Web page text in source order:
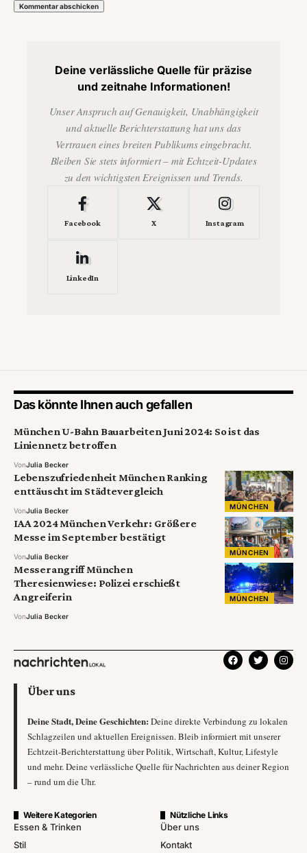
Deine verlässliche Quelle für präzise
und zeitnahe Informationen!
Unser Anspruch auf Genauigkeit, Unabhängigkeit
und aktuelle Berichterstattung hat uns das
Vertrauen eines breiten Publikums eingebracht.
Bleiben Sie stets informiert – mit Echtzeit-Updates
zu den wichtigsten Ereignissen und Trends.
Facebook X Instagram
LinkedIn
Das könnte Ihnen auch gefallen
München U-Bahn Bauarbeiten Juni 2024: So ist das
Liniennetz betroffen
VonJulia Becker
MÜNCHEN
Lebenszufriedenheit München Ranking
enttäuscht im Städtevergleich
VonJulia Becker
MÜNCHEN
IAA 2024 München Verkehr: Größere
Messe im September bestätigt
VonJulia Becker
MÜNCHEN
Messerangriff München
Theresienwiese: Polizei erschießt
Angreiferin
VonJulia Becker
Über uns
Deine Stadt, Deine Geschichten: Deine direkte Verbindung zu lokalen
Schlagzeilen und aktuellen Ereignissen. Bleib informiert mit unserer
Echtzeit-Berichterstattung über Politik, Wirtschaft, Kultur, Lifestyle
und mehr. Deine verlässliche Quelle für Nachrichten aus deiner Region
– rund um die Uhr.
Weitere Kategorien
Essen & Trinken
Stil
Nützliche Links
Über uns
Kontakt